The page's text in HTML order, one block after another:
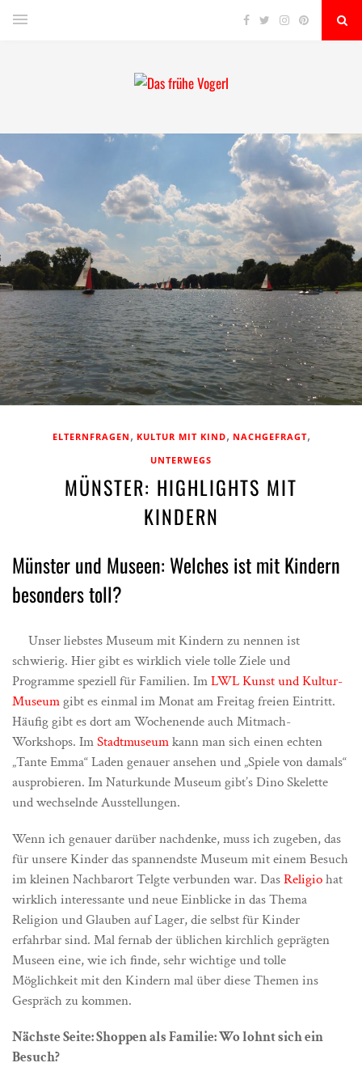
ELTERNFRAGEN , KULTUR MIT KIND, NACHGEFRAGT,
UNTERWEGS
MÜNSTER: HIGHLIGHTS MIT
KINDERN
Münster und Museen: Welches ist mit Kindern
besonders toll?
Unser liebstes Museum mit Kindern zu nennen ist
schwierig. Hier gibt es wirklich viele tolle Ziele und
Programme speziell für Familien. ImLWL Kunst und Kultur-
Museumgibt es einmal im Monat am Freitag freien Eintritt.
Häufig gibt es dort am Wochenende auch Mitmach-
Workshops. ImStadtmuseumkann man sich einen echten
„Tante Emma“ Laden genauer ansehen und „Spiele von damals“
ausprobieren. Im Naturkunde Museum gibt’s Dino Skelette
und wechselnde Ausstellungen.
Wenn ich genauer darüber nachdenke, muss ich zugeben, das
für unsere Kinder das spannendste Museum mit einem Besuch
im kleinen Nachbarort Telgte verbunden war. DasReligiohat
wirklich interessante und neue Einblicke in das Thema
Religion und Glauben auf Lager, die selbst für Kinder
erfahrbar sind. Mal fernab der üblichen kirchlich geprägten
Museen eine, wie ich finde, sehr wichtige und tolle
Möglichkeit mit den Kindern mal über diese Themen ins
Gespräch zu kommen.
Nächste Seite: Shoppen als Familie: Wo lohnt sich ein
Besuch?